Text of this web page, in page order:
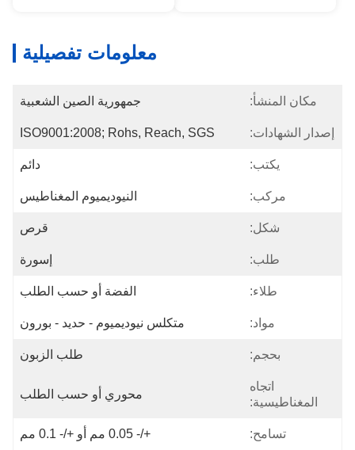
معلومات تفصيلية
مكان المنشأ: جمهورية الصين الشعبية
إصدار الشهادات: ISO9001:2008; Rohs, Reach, SGS
يكتب: دائم
مركب: النيوديميوم المغناطيس
شكل: قرص
طلب: إسورة
طلاء: الفضة أو حسب الطلب
مواد: متكلس نيوديميوم - حديد - بورون
بحجم: طلب الزبون
اتجاه
المغناطيسية:
محوري أو حسب الطلب
تسامح: +/- 0.05 مم أو +/- 0.1 مم